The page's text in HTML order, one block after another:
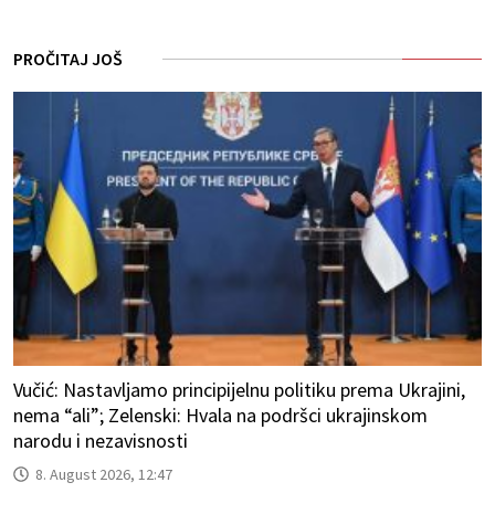
PROČITAJ JOŠ
Vučić: Nastavljamo principijelnu politiku prema Ukrajini,
nema “ali”; Zelenski: Hvala na podršci ukrajinskom
narodu i nezavisnosti
8. August 2026, 12:47